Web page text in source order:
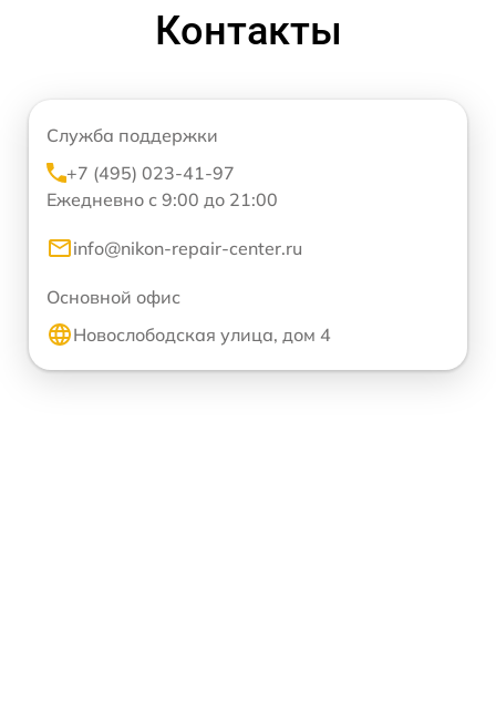
Контакты
Служба поддержки
+7 (495) 023-41-97
Ежедневно с 9:00 до 21:00
info@nikon-repair-center.ru
Основной офис
Новослободская улица, дом 4